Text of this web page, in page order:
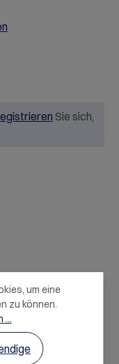
Sie sich,
typische K-
um eine
zu können.
...